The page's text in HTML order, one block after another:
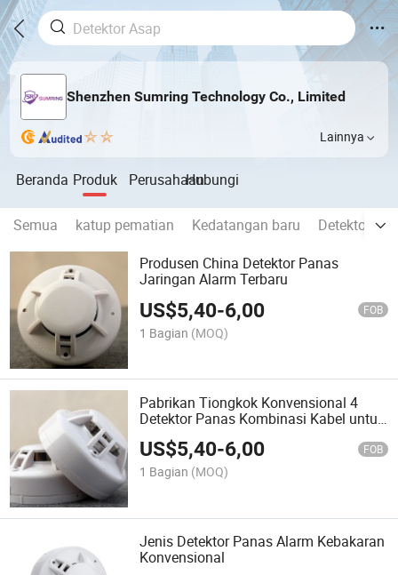
Shenzhen Sumring Technology Co., Limited
Lainnya
Beranda Produk PerusahaanHubungi
Semua katup pematian Kedatangan baru
Detektor
Produsen China Detektor Panas
Jaringan Alarm Terbaru
US$5,40-6,00 FOB
1 Bagian (MOQ)
Pabrikan Tiongkok Konvensional 4
Detektor Panas Kombinasi Kabel untuk
Sistem Alarm Kebakaran
US$5,40-6,00 FOB
1 Bagian (MOQ)
Jenis Detektor Panas Alarm Kebakaran
Konvensional